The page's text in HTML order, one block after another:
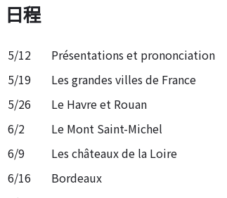
日程
5/12
Présentations et prononciation
5/19
Les grandes villes de France
26
Le Havre et Rouan
6/2
Le Mont Saint-Michel
6/9
Les châteaux de la Loire
16
Bordeaux